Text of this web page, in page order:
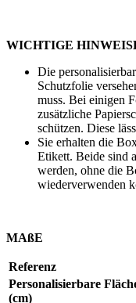
WICHTIGE
Die
Schutzfolie
muss. Bei einigen
zusätzliche
schützen. Diese
Sie erhalten die
Etikett. Beide sind
werden, ohne die
wiederverwenden
MAßE
Referenz
Personalisierbare
(cm)